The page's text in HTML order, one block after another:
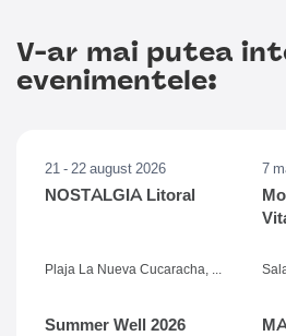
V-ar mai putea
evenimentele:
21 - 22 august 2026
NOSTALGIA Litoral
Plaja La Nueva Cucaracha, Mamaia
7
Summer Well 2026